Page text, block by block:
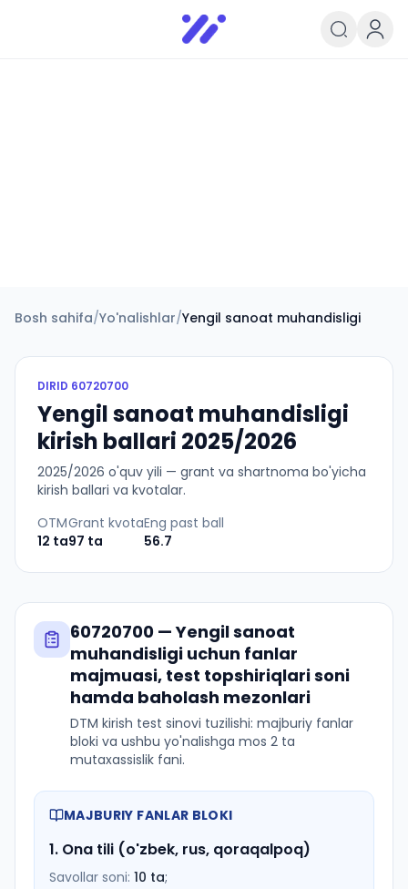
Infoedu
Ta&#039;lim xabarlari va
Bosh sahifa/Yo'nalishlar/Yengil sanoat muhandisligi
DIRID 60720700
Yengil sanoat muhandisligi
kirish ballari 2025/2026
2025/2026 o'quv yili — grant va shartnoma bo'yicha
kirish ballari va kvotalar.
OTM
12 ta
Grant kvota
97 ta
Eng past ball
56.7
60720700 —Yengil sanoat
muhandisligi uchun fanlar
majmuasi, test topshiriqlari soni
hamda baholash mezonlari
DTM kirish test sinovi tuzilishi: majburiy fanlar
bloki va ushbu yo'nalishga mos 2 ta
mutaxassislik fani.
MAJBURIY FANLAR BLOKI
1. Ona tili (o'zbek, rus, qoraqalpoq)
Savollar soni: 10 ta;